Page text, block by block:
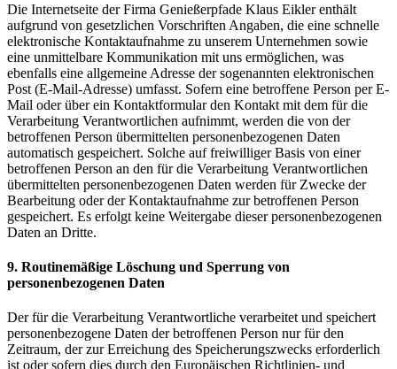
Die Internetseite der Firma Genießerpfade Klaus Eikler enthält
aufgrund von gesetzlichen Vorschriften Angaben, die eine schnelle
elektronische Kontaktaufnahme zu unserem Unternehmen sowie
eine unmittelbare Kommunikation mit uns ermöglichen, was
ebenfalls eine allgemeine Adresse der sogenannten elektronischen
Post (E-Mail-Adresse) umfasst. Sofern eine betroffene Person per E-
Mail oder über ein Kontaktformular den Kontakt mit dem für die
Verarbeitung Verantwortlichen aufnimmt, werden die von der
betroffenen Person übermittelten personenbezogenen Daten
automatisch gespeichert. Solche auf freiwilliger Basis von einer
betroffenen Person an den für die Verarbeitung Verantwortlichen
übermittelten personenbezogenen Daten werden für Zwecke der
Bearbeitung oder der Kontaktaufnahme zur betroffenen Person
gespeichert. Es erfolgt keine Weitergabe dieser personenbezogenen
Daten an Dritte.
9. Routinemäßige Löschung und Sperrung von
personenbezogenen Daten
Der für die Verarbeitung Verantwortliche verarbeitet und speichert
personenbezogene Daten der betroffenen Person nur für den
Zeitraum, der zur Erreichung des Speicherungszwecks erforderlich
ist oder sofern dies durch den Europäischen Richtlinien- und